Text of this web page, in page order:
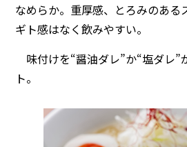
なめらか。重厚感、とろみのある
ギト感はなく飲みやすい。
味付けを“醤油ダレ”か“塩ダレ”
ト。